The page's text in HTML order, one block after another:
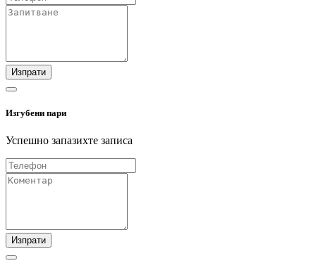
Изпрати
Изгубени пари
Успешно запазихте записа
Изпрати